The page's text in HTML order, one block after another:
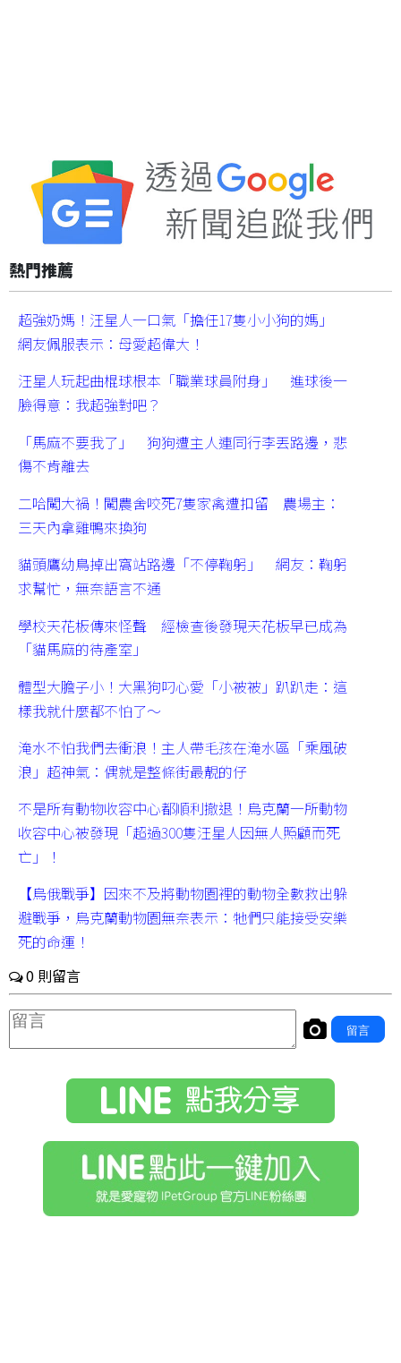
熱門推薦
超強奶媽！汪星人一口氣「擔任17隻小小狗的媽」
網友佩服表示：母愛超偉大！
汪星人玩起曲棍球根本「職業球員附身」 進球後一
臉得意：我超強對吧？
「馬麻不要我了」 狗狗遭主人連同行李丟路邊，悲
傷不肯離去
二哈闖大禍！闖農舍咬死7隻家禽遭扣留 農場主：
三天內拿雞鴨來換狗
貓頭鷹幼鳥掉出窩站路邊「不停鞠躬」 網友：鞠躬
求幫忙，無奈語言不通
學校天花板傳來怪聲 經檢查後發現天花板早已成為
「貓馬麻的待產室」
體型大膽子小！大黑狗叼心愛「小被被」趴趴走：這
樣我就什麼都不怕了～
淹水不怕我們去衝浪！主人帶毛孩在淹水區「乘風破
浪」超神氣：偶就是整條街最靚的仔
不是所有動物收容中心都順利撤退！烏克蘭一所動物
收容中心被發現「超過300隻汪星人因無人照顧而死
亡」！
【烏俄戰爭】因來不及將動物園裡的動物全數救出躲
避戰爭，烏克蘭動物園無奈表示：牠們只能接受安樂
死的命運！